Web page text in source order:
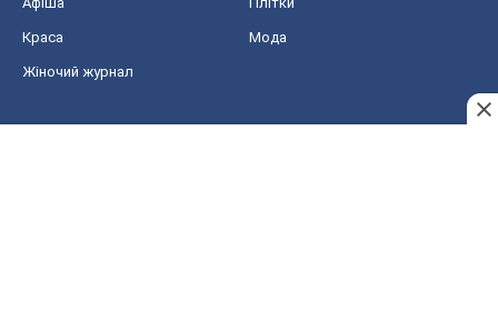
Краса Мода
Жіночий журнал